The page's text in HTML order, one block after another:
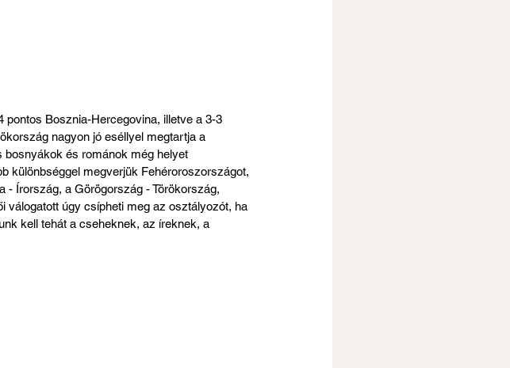
pontos Bosznia-Hercegovina, illetve a 3-3
nagyon jó eséllyel megtartja a
bosnyákok és románok még helyet
különbséggel megverjük Fehéroroszországot,
- Írország, a Görögország - Törökország,
válogatott úgy csípheti meg az osztályozót, ha
kell tehát a cseheknek, az íreknek, a